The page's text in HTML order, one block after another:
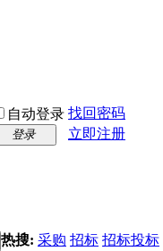
自动登录 找回密码
登录
立即注册
热搜: 采购 招标 招标投标